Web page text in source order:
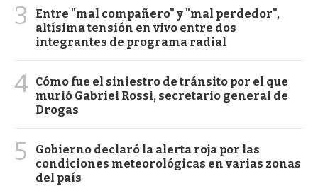
3
Entre "mal compañero" y "mal perdedor",
altísima tensión en vivo entre dos
integrantes de programa radial
4 Cómo fue el siniestro de tránsito por el que
murió Gabriel Rossi, secretario general de
Drogas
5
Gobierno declaró la alerta roja por las
condiciones meteorológicas en varias zonas
del país